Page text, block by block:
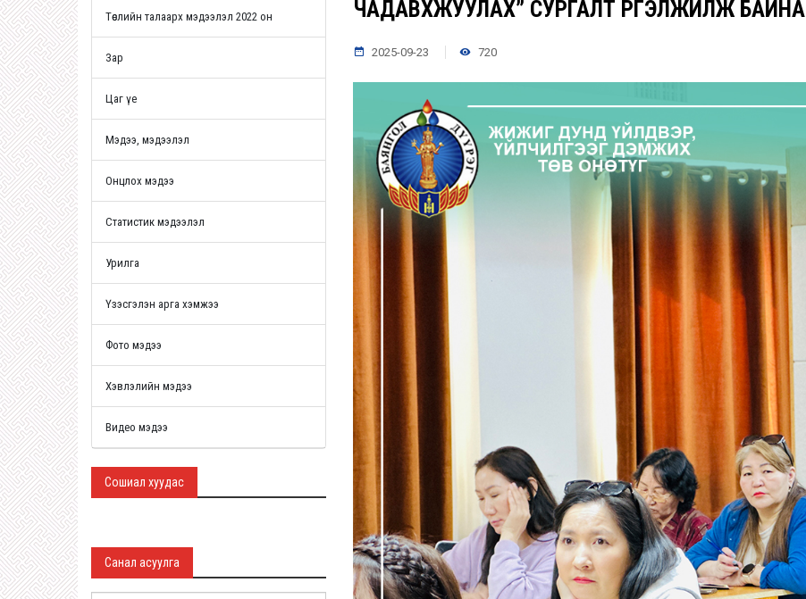
Төслийн талаарх мэдээлэл 2022 он
Зар
Цаг үе
Мэдээ, мэдээлэл
Онцлох мэдээ
Статистик мэдээлэл
Урилга
Үзэсгэлэн арга хэмжээ
Фото мэдээ
Хэвлэлийн мэдээ
Видео мэдээ
Сошиал хуудас
Санал асуулга
ЧАДАВХЖУУЛАХ” СУРГАЛТ ҮРГЭЛЖИЛЖ БАЙНА
2025-09-23 720